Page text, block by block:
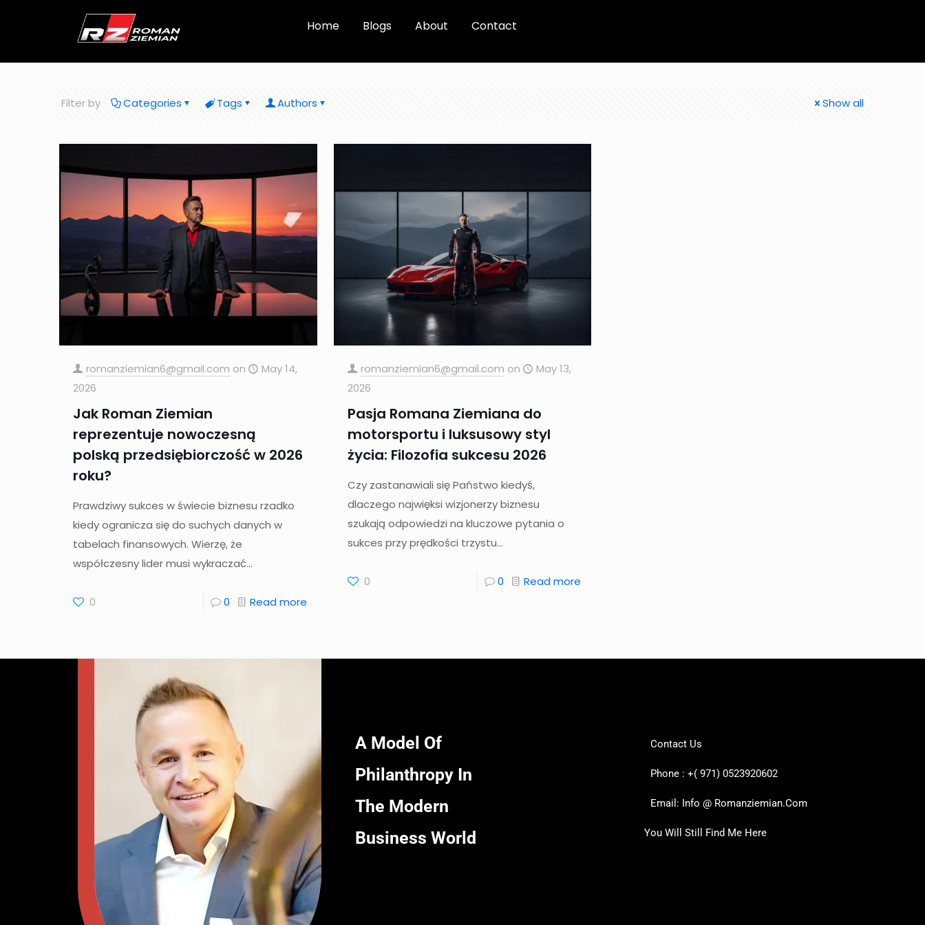
Home Blogs About Contact
Filter by Categories Tags Authors Show all
romanziemian6@gmail.com on
May 14,
2026
Jak Roman Ziemian
reprezentuje nowoczesną
polską przedsiębiorczość w 2026
roku?
Prawdziwy sukces w świecie biznesu rzadko
kiedy ogranicza się do suchych danych w
tabelach finansowych. Wierzę, że
współczesny lider musi wykraczać...
0 0 Read more
romanziemian6@gmail.com on
May 13,
2026
Pasja Romana Ziemiana do
motorsportu i luksusowy styl
życia: Filozofia sukcesu 2026
Czy zastanawiali się Państwo kiedyś,
dlaczego najwięksi wizjonerzy biznesu
szukają odpowiedzi na kluczowe pytania o
sukces przy prędkości trzystu...
0 0 Read more
A Model Of
Philanthropy In
The Modern
Business World
Contact Us
Phone : +( 971) 0523920602
Email: Info @ Romanziemian.Com
You Will Still Find Me Here